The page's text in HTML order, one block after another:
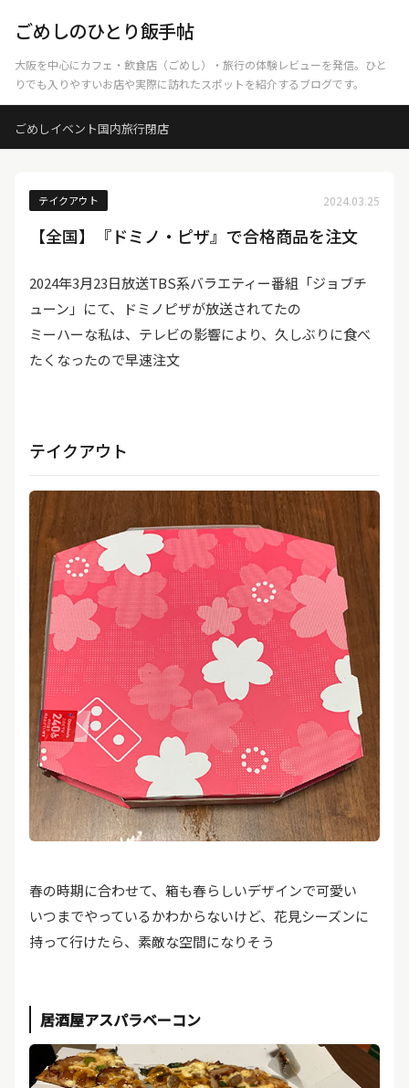
ごめしのひとり飯手帖
大阪を中心にカフェ・飲食店（ごめし）・旅行の体験レビューを発信。ひと
りでも入りやすいお店や実際に訪れたスポットを紹介するブログです。
ごめしイベント国内旅行閉店
テイクアウト 2024.03.25
【全国】『ドミノ・ピザ』で合格商品を注文
2024年3月23日放送TBS系バラエティー番組「ジョブチ
ューン」にて、ドミノピザが放送されてたの
ミーハーな私は、テレビの影響により、久しぶりに食べ
たくなったので早速注文
テイクアウト
春の時期に合わせて、箱も春らしいデザインで可愛い
いつまでやっているかわからないけど、花見シーズンに
持って行けたら、素敵な空間になりそう
居酒屋アスパラベーコン